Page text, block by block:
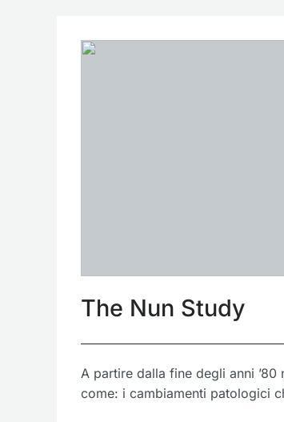
The Nun Study
A partire dalla fine degli anni
come: i cambiamenti patologici